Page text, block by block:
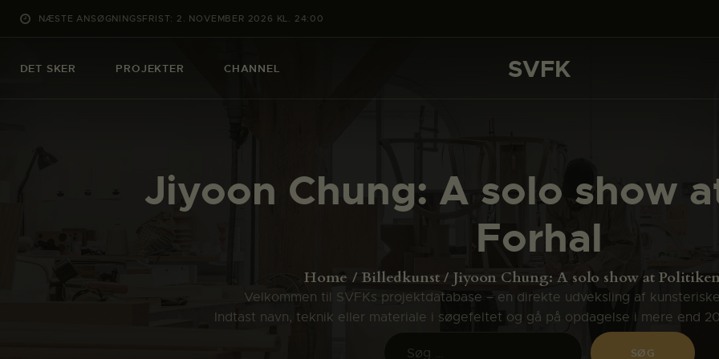
NÆSTE ANSØGNINGSFRIST: 2. NOVEMBER 2026 KL. 24:00
DET SKER PROJEKTER CHANNEL SVFK
Jiyoon Chung: A solo show
Forhal
Home Billedkunst Jiyoon Chung: A solo show at
Velkommen til SVFKs projektdatabase – en direkte udveksling af
Indtast navn, teknik eller materiale i søgefeltet og gå på opdagelse i mere end
SVFK
PROJEKTER
OM SVFK